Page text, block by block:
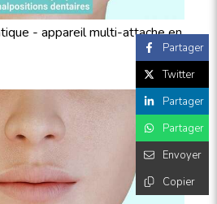
- appareil multi-attache en
Partager
Twitter
Partager
Partager
Envoyer
Copier